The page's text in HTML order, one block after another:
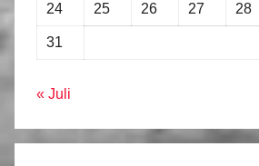
24 25 26 27 28
31
« Juli